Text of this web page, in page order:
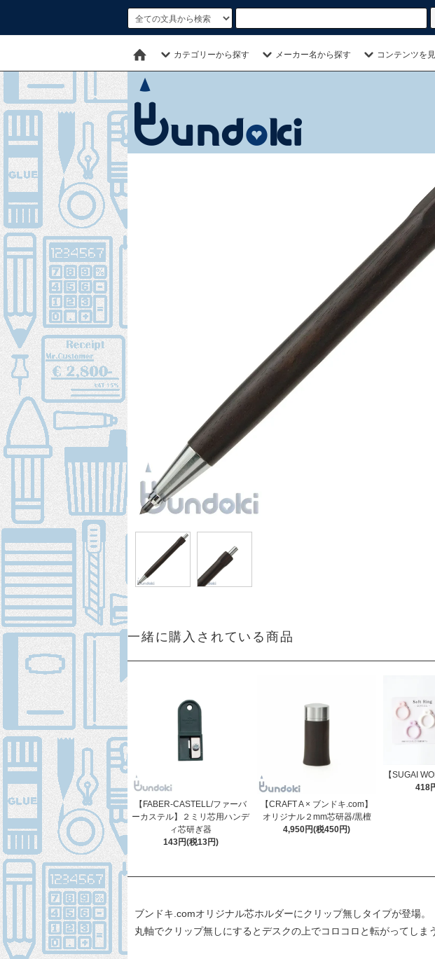
カテゴリーから探す メーカー名から探す コンテンツを
一緒に購入されている商品
【FABER-CASTELL/ファーバ
ーカステル】２ミリ芯用ハンデ
ィ芯研ぎ器
143円(税13円)
【CRAFT A × ブンドキ.com】
オリジナル２mm芯研器/黒檀
4,950円(税450円)
【SUGAI
418
ブンドキ.comオリジナル芯ホルダーにクリップ無しタイプが登場。
丸軸でクリップ無しにするとデスクの上でコロコロと転がってしま